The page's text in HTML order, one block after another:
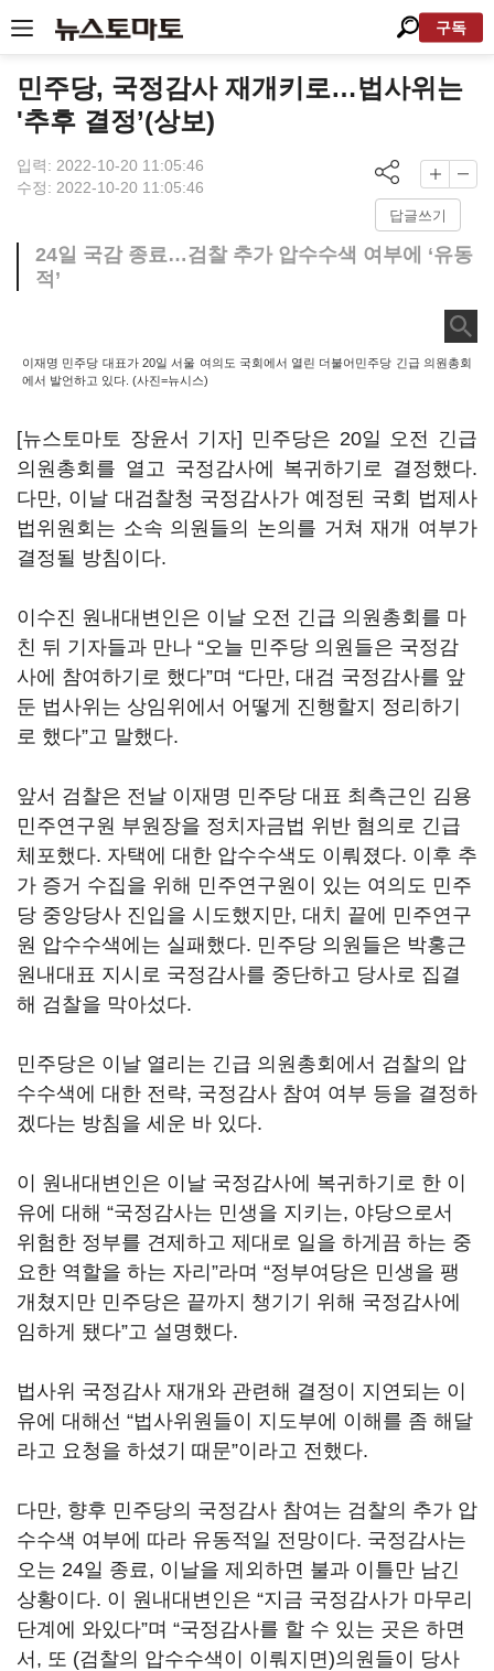
구독
민주당, 국정감사 재개키로…법사위는
'추후 결정’(상보)
입력: 2022-10-20 11:05:46
수정: 2022-10-20 11:05:46
답글쓰기
24일 국감 종료…검찰 추가 압수수색 여부에 ‘유동
적’
이재명 민주당 대표가 20일 서울 여의도 국회에서 열린 더불어민주당 긴급 의원총회
에서 발언하고 있다. (사진=뉴시스)
[뉴스토마토 장윤서 기자] 민주당은 20일 오전 긴급
의원총회를 열고 국정감사에 복귀하기로 결정했다.
다만, 이날 대검찰청 국정감사가 예정된 국회 법제사
법위원회는 소속 의원들의 논의를 거쳐 재개 여부가
결정될 방침이다.
이수진 원내대변인은 이날 오전 긴급 의원총회를 마
친 뒤 기자들과 만나 “오늘 민주당 의원들은 국정감
사에 참여하기로 했다”며 “다만, 대검 국정감사를 앞
둔 법사위는 상임위에서 어떻게 진행할지 정리하기
로 했다”고 말했다.
앞서 검찰은 전날 이재명 민주당 대표 최측근인 김용
민주연구원 부원장을 정치자금법 위반 혐의로 긴급
체포했다. 자택에 대한 압수수색도 이뤄졌다. 이후 추
가 증거 수집을 위해 민주연구원이 있는 여의도 민주
당 중앙당사 진입을 시도했지만, 대치 끝에 민주연구
원 압수수색에는 실패했다. 민주당 의원들은 박홍근
원내대표 지시로 국정감사를 중단하고 당사로 집결
해 검찰을 막아섰다.
민주당은 이날 열리는 긴급 의원총회에서 검찰의 압
수수색에 대한 전략, 국정감사 참여 여부 등을 결정하
겠다는 방침을 세운 바 있다.
이 원내대변인은 이날 국정감사에 복귀하기로 한 이
유에 대해 “국정감사는 민생을 지키는, 야당으로서
위험한 정부를 견제하고 제대로 일을 하게끔 하는 중
요한 역할을 하는 자리”라며 “정부여당은 민생을 팽
개쳤지만 민주당은 끝까지 챙기기 위해 국정감사에
임하게 됐다”고 설명했다.
법사위 국정감사 재개와 관련해 결정이 지연되는 이
유에 대해선 “법사위원들이 지도부에 이해를 좀 해달
라고 요청을 하셨기 때문”이라고 전했다.
다만, 향후 민주당의 국정감사 참여는 검찰의 추가 압
수수색 여부에 따라 유동적일 전망이다. 국정감사는
오는 24일 종료, 이날을 제외하면 불과 이틀만 남긴
상황이다. 이 원내대변인은 “지금 국정감사가 마무리
단계에 와있다”며 “국정감사를 할 수 있는 곳은 하면
서, 또 (검찰의 압수수색이 이뤄지면)의원들이 당사